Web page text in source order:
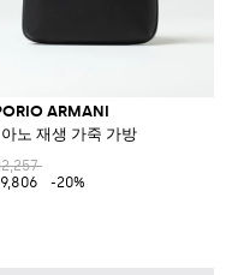
ARMANI
노 재생 가죽 가방
-20%